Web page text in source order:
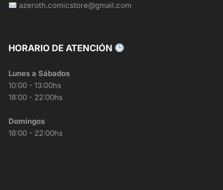
azeroth.comicstore@gmail.com
HORARIO DE ATENCIÓN
Lunes a Sábados
10:00 - 13:00hs
18:00 - 22:00hs
Domingos
18:00 - 22:00hs